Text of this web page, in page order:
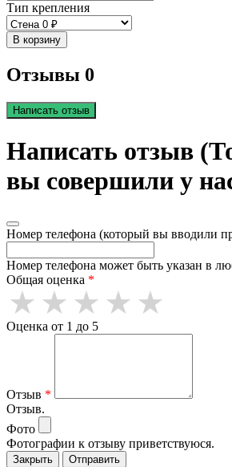
Тип крепления
В корзину
Отзывы 0
Написать отзыв
Написать отзыв
вы совершили у
Номер телефона (который вы вводили
Номер телефона может быть указан в
Общая оценка *
Оценка от 1 до 5
Отзыв *
Отзыв.
Фото
Фотографии к отзыву приветствуюся.
Закрыть Отправить